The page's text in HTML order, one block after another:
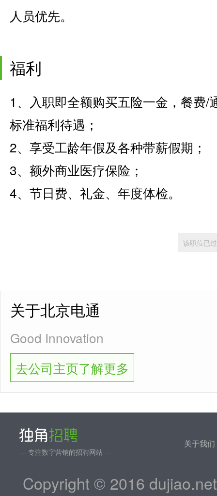
人员优先。
福利
1、入职即全额购买五险一金，餐费
标准福利待遇；
2、享受工龄年假及各种带薪假期；
3、额外商业医疗保险；
4、节日费、礼金、年度体检。
该职位已
关于北京电通
Good Innovation
去公司主页了解更多
— 专注数字营销的招聘网站 —
关于我们
Copyright © 2016